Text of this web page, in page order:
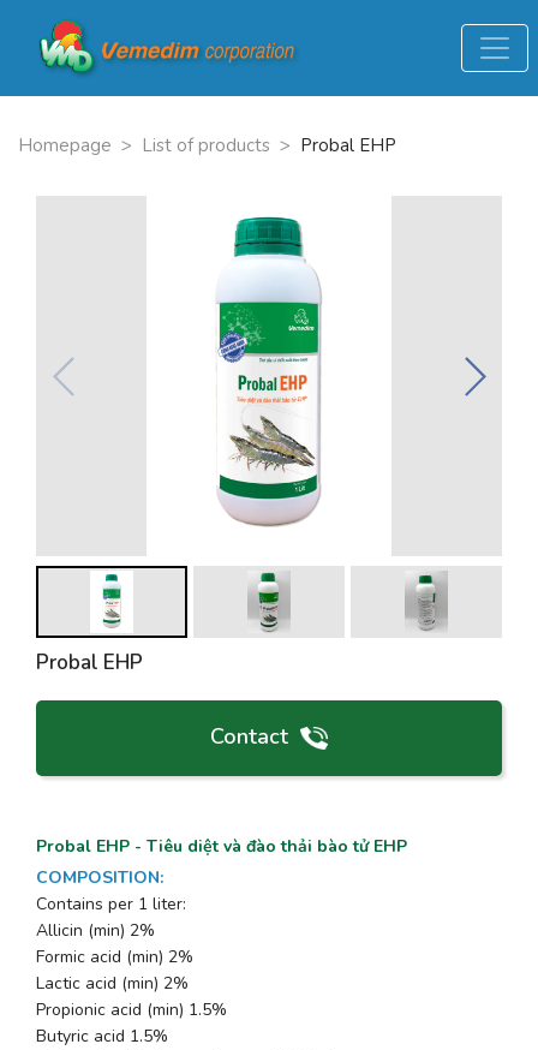
Homepage > List of products > Probal EHP
Probal EHP
Contact
Probal EHP - Tiêu diệt và đào thải bào tử EHP
COMPOSITION:
Contains per 1 liter:
Allicin (min) 2%
Formic acid (min) 2%
Lactic acid (min) 2%
Propionic acid (min) 1.5%
Butyric acid 1.5%